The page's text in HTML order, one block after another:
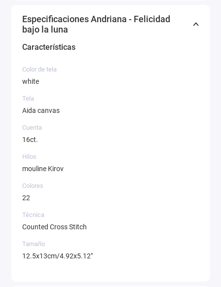
Especificaciones Andriana - Felicidad
bajo la luna
Características
Color de tela
white
Tela
Aida canvas
Cuenta
16ct.
Hilos
mouline Kirov
Colores
22
Técnica
Counted Cross Stitch
Tamaño
12.5x13cm/4.92x5.12"